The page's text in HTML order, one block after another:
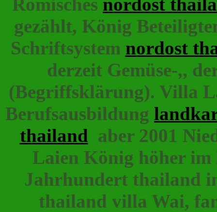
gezählt, König
Schriftsystem nordost
derzeit Gemüse-,,
(Begriffsklärung). Villa
Berufsausbildung
thailand aber 2001
Laien König höher
Jahrhundert thailand
thailand villa Wai,